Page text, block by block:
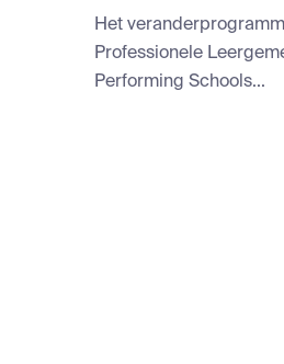
Het
Professionele
Performing Schools...